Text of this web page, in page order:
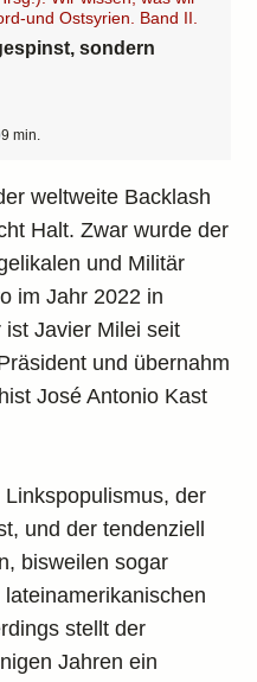
und Ostsyrien. Band II.
sondern
9 min.
weltweite Backlash
Halt. Zwar wurde der
und Militär
im Jahr 2022 in
Javier Milei seit
und übernahm
José Antonio Kast
der
und der tendenziell
bisweilen sogar
stellt der
Jahren ein